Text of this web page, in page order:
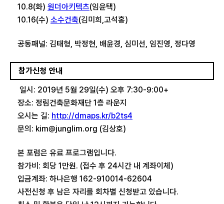
10.8(화) 원더아키텍츠(임윤택)
10.16(수) 소수건축(김미희,고석홍)
공동​패널: 김태형, 박정현, 배윤경, 심미선, 임진영, 정다영
참가신청 안내
일시: 2019년 5월 29일(수) 오후 7:30-9:00+
장소: 정림건축문화재단 1층 라운지
오시는 길: http://dmaps.kr/b2ts4
문의: kim@junglim.org (김상호)
본 포럼은 유료 프로그램입니다.
참가비: 회당 1만원. (접수 후 24시간 내 계좌이체)
입금계좌: 하나은행 162-910014-62604
사전신청 후 남은 자리를 회차별 신청받고 있습니다.